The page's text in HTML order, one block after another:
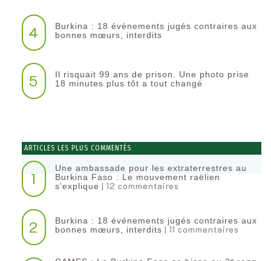
4
Burkina : 18 événements jugés contraires aux
bonnes mœurs, interdits
5
Il risquait 99 ans de prison. Une photo prise
18 minutes plus tôt a tout changé
ARTICLES LES PLUS COMMENTÉS
1
Une ambassade pour les extraterrestres au
Burkina Faso : Le mouvement raëlien
s’explique | 12 commentaires
2
Burkina : 18 événements jugés contraires aux
bonnes mœurs, interdits | 11 commentaires